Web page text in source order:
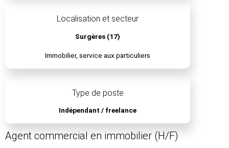
Localisation et secteur
Surgères (17)
Immobilier, service aux particuliers
Type de poste
Indépendant / freelance
Agent commercial en immobilier (H/F)